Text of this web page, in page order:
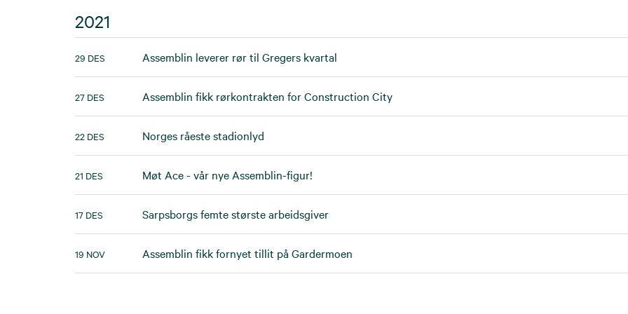
2021
29 DES Assemblin leverer rør til Gregers kvartal
27 DES Assemblin fikk rørkontrakten for Construction City
22 DES Norges råeste stadionlyd
21 DES Møt Ace - vår nye Assemblin-figur!
17 DES Sarpsborgs femte største arbeidsgiver
19 NOV Assemblin fikk fornyet tillit på Gardermoen